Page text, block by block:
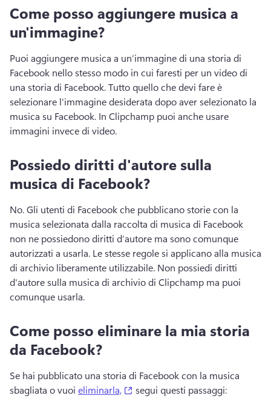
Come posso aggiungere musica a
un'immagine?
Puoi aggiungere musica a un’immagine di una storia di
Facebook nello stesso modo in cui faresti per un video di
una storia di Facebook. Tutto quello che devi fare è
selezionare l'immagine desiderata dopo aver selezionato la
musica su Facebook. In Clipchamp puoi anche usare
immagini invece di video.
Possiedo diritti d'autore sulla
musica di Facebook?
No. Gli utenti di Facebook che pubblicano storie con la
musica selezionata dalla raccolta di musica di Facebook
non ne possiedono diritti d’autore ma sono comunque
autorizzati a usarla. Le stesse regole si applicano alla musica
di archivio liberamente utilizzabile. Non possiedi diritti
d'autore sulla musica di archivio di Clipchamp ma puoi
comunque usarla.
Come posso eliminare la mia storia
da Facebook?
Se hai pubblicato una storia di Facebook con la musica
sbagliata o vuoi eliminarla, (opens in a new tab)
segui questi passaggi: